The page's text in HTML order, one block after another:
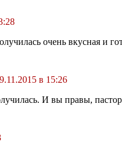
очень вкусная и
в 15:26
И вы правы,